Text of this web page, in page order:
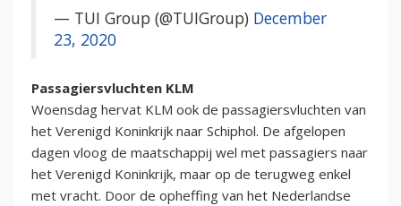
— TUI Group (@TUIGroup) December
23, 2020
Passagiersvluchten KLM
Woensdag hervat KLM ook de passagiersvluchten van
het Verenigd Koninkrijk naar Schiphol. De afgelopen
dagen vloog de maatschappij wel met passagiers naar
het Verenigd Koninkrijk, maar op de terugweg enkel
met vracht. Door de opheffing van het Nederlandse